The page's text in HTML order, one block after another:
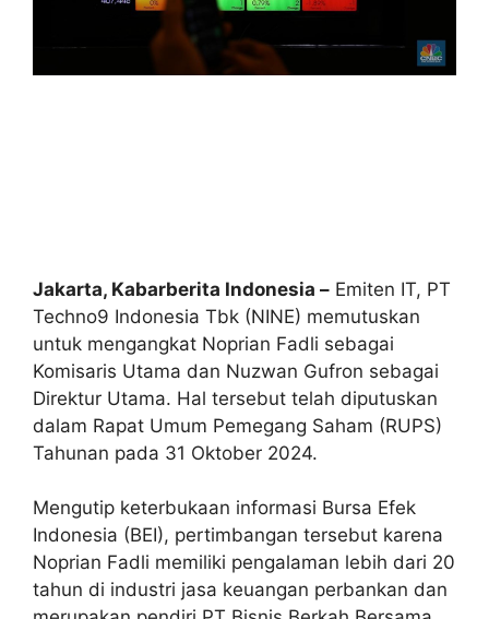
Jakarta, Kabarberita Indonesia – Emiten IT, PT
Techno9 Indonesia Tbk (NINE) memutuskan
untuk mengangkat Noprian Fadli sebagai
Komisaris Utama dan Nuzwan Gufron sebagai
Direktur Utama. Hal tersebut telah diputuskan
dalam Rapat Umum Pemegang Saham (RUPS)
Tahunan pada 31 Oktober 2024.
Mengutip keterbukaan informasi Bursa Efek
Indonesia (BEI), pertimbangan tersebut karena
Noprian Fadli memiliki pengalaman lebih dari 20
tahun di industri jasa keuangan perbankan dan